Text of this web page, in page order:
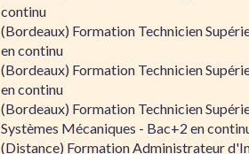
continu
(Bordeaux) Formation Technicien
en continu
(Bordeaux) Formation Technicien
en continu
(Bordeaux) Formation Technicien
Systèmes Mécaniques - Bac+2 en
(Distance) Formation Administrateur